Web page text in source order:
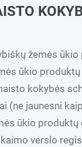
žemės
ūkio
kokybės
(ne jaunesni
ūkio
verslo